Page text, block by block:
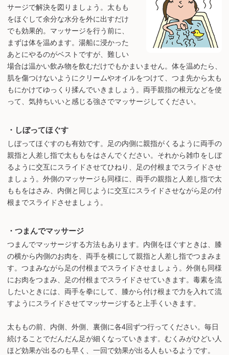
サージで解決を図りましょう。太もも
をほぐして余分な水分を外に出すだけ
でも効果的。マッサージを行う前に、
まずは体を温めます。湯船に浸かった
あとにやるのがベストですが、難しい
場合は温かい飲み物を飲むだけでもかまいません。体を温めたら、
肌を傷つけないようにクリームやオイルをつけて、つま先から太も
もにかけてゆっくり揉んでいきましょう。両手親指の根元などを使
って、気持ちいいと感じる強さでマッサージしてください。
・しぼってほぐす
しぼってほぐすのも有効です。足の内側に親指がくるように両手の
親指と人差し指で太ももをはさんでください。それから雑巾をしぼ
るように交互にスライドさせてひねり、足の付根までスライドさせ
ましょう。外側のマッサージも同様に、両手の親指と人差し指で太
ももをはさみ、内側と同じように交互にスライドさせながら足の付
根までスライドさせましょう。
・つまんでマッサージ
つまんでマッサージする方法もあります。内側をほぐすときは、膝
の横から内側のお肉を、両手を横にして親指と人差し指でつまみま
す。つまみながら足の付根までスライドさせましょう。外側も同様
にお肉をつまみ、足の付根までスライドさせていきます。毒素を流
したいときには、両手を拳にして、膝から付け根まで力を入れて流
すようにスライドさせてマッサージすると上手くいきます。
太ももの前、内側、外側、裏側に各4回ずつ行ってください。毎日
続けることでだんだん足が細くなっていきます。むくみがひどい人
ほど効果が出るのも早く、一回で効果が出る人もいるようです。